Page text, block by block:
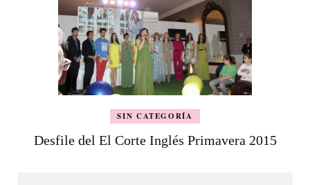
SIN CATEGORÍA
Desfile del El Corte Inglés Primavera 2015